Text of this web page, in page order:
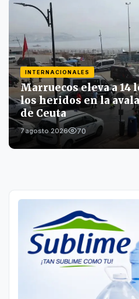
INTERNACIONALES
Marruecos eleva a 14
los heridos en la
de Ceuta
7 agosto 2026 70